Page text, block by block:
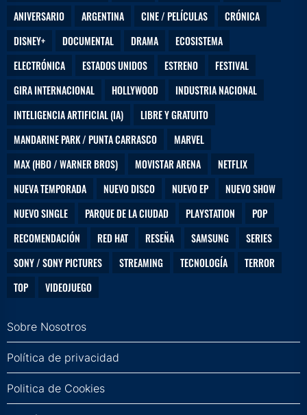
ANIVERSARIO
ARGENTINA CINE / PELÍCULAS
CRÓNICA
DISNEY+
DOCUMENTAL DRAMA
ECOSISTEMA
ELECTRÓNICA
ESTADOS UNIDOS ESTRENO
FESTIVAL
GIRA INTERNACIONAL
HOLLYWOOD
INDUSTRIA NACIONAL
INTELIGENCIA ARTIFICIAL (IA)
LIBRE Y GRATUITO
MANDARINE PARK / PUNTA CARRASCO
MARVEL
MAX (HBO / WARNER BROS)
MOVISTAR ARENA
NETFLIX
NUEVA TEMPORADA
NUEVO DISCO NUEVO EP
NUEVO SHOW
NUEVO SINGLE
PARQUE DE LA CIUDAD PLAYSTATION
POP
RECOMENDACIÓN
RED HAT RESEÑA SAMSUNG
SERIES
SONY / SONY PICTURES
STREAMING TECNOLOGÍA
TERROR
TOP
VIDEOJUEGO
Sobre Nosotros
Política de privacidad
Politica de Cookies